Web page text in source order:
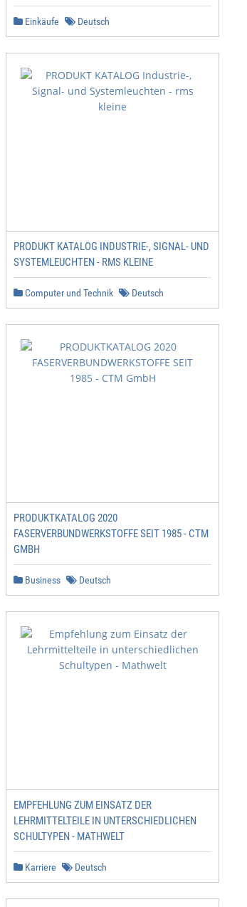
INHALT
Füllstoffe
Retuschiermaterialien
King-Kartuschen
Sprüh-König®
Sortimente
Reinigung und Pflege
Bestellvorlage
Außendienst und Fachberatungen 42
Januar 2019. Irrtümer und
Einkäufe Deutsch
PRODUKT KATALOG INDUSTRIE-, SIGNAL- UND
SYSTEMLEUCHTEN - RMS KLEINE
Computer und Technik Deutsch
PRODUKTKATALOG 2020
FASERVERBUNDWERKSTOFFE SEIT 1985 - CTM
GMBH
Business Deutsch
EMPFEHLUNG ZUM EINSATZ DER
LEHRMITTELTEILE IN UNTERSCHIEDLICHEN
SCHULTYPEN - MATHWELT
Karriere Deutsch